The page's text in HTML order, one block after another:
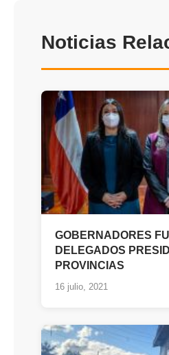
Noticias
GOBERNADORES
DELEGADOS
PROVINCIAS
16 julio, 2021